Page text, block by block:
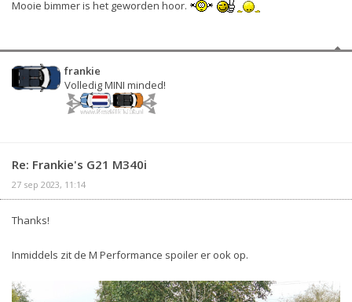
Mooie bimmer is het geworden hoor.
frankie
Volledig MINI minded!
Re: Frankie's G21 M340i
27 sep 2023, 11:14
Thanks!
Inmiddels zit de M Performance spoiler er ook op.